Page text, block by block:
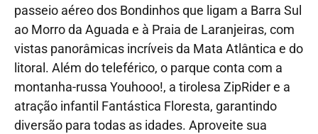
passeio aéreo dos Bondinhos que ligam a Barra Sul
ao Morro da Aguada e à Praia de Laranjeiras, com
vistas panorâmicas incríveis da Mata Atlântica e do
litoral. Além do teleférico, o parque conta com a
montanha-russa Youhooo!, a tirolesa ZipRider e a
atração infantil Fantástica Floresta, garantindo
diversão para todas as idades. Aproveite sua